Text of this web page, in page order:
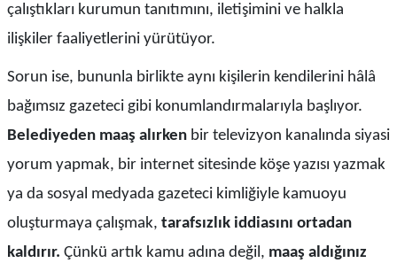
çalıştıkları kurumun tanıtımını, iletişimini ve halkla
ilişkiler faaliyetlerini yürütüyor.
Sorun ise, bununla birlikte aynı kişilerin kendilerini hâlâ
bağımsız gazeteci gibi konumlandırmalarıyla başlıyor.
Belediyeden maaş alırken bir televizyon kanalında siyasi
yorum yapmak, bir internet sitesinde köşe yazısı yazmak
ya da sosyal medyada gazeteci kimliğiyle kamuoyu
oluşturmaya çalışmak, tarafsızlık iddiasını ortadan
kaldırır. Çünkü artık kamu adına değil, maaş aldığınız